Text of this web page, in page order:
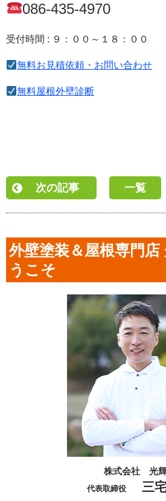
086-435-4970
受付時間 : ９：００～１８：００
無料お見積依頼・お問い合わせ
無料屋根外壁診断
次の記事 一覧
外壁塗装＆屋根専門店
うこそ
株式会社 光
代表取締役 三